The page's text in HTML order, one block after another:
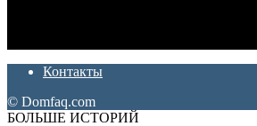
Контакты
© Domfaq.com
БОЛЬШЕ ИСТОРИЙ